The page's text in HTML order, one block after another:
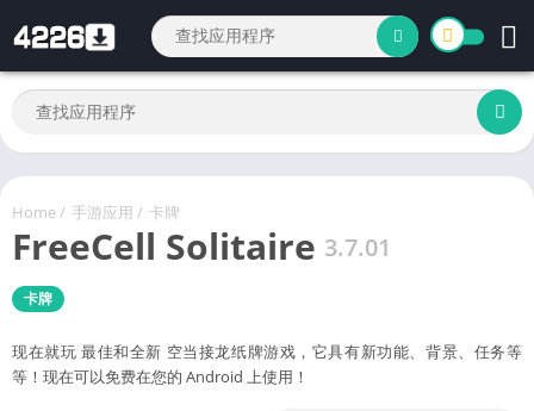
Home/ 手游应用 / 卡牌
FreeCell Solitaire 3.7.01
卡牌
现在就玩 最佳和全新 空当接龙纸牌游戏，它具有新功能、背景、任务等
等！现在可以免费在您的 Android 上使用！